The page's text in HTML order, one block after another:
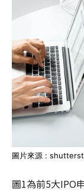
圖片來源 :
圖1為前5大IPO